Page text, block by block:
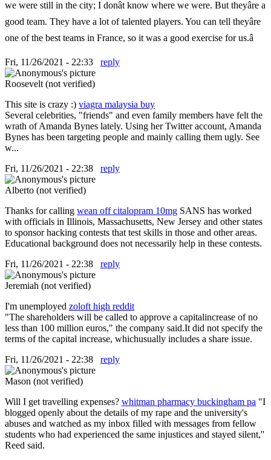
we were still in the city; I donât know where we were. But theyâre a
good team. They have a lot of talented players. You can tell theyâre
one of the best teams in France, so it was a good exercise for us.â
Fri, 11/26/2021 - 22:33 reply
Roosevelt (not verified)
This site is crazy :) viagra malaysia buy
Several celebrities, "friends" and even family members have felt the
wrath of Amanda Bynes lately. Using her Twitter account, Amanda
Bynes has been targeting people and mainly calling them ugly. See
w...
Fri, 11/26/2021 - 22:38
reply
Alberto (not verified)
Thanks for calling wean off citalopram 10mg SANS has worked
with officials in Illinois, Massachusetts, New Jersey and other states
to sponsor hacking contests that test skills in those and other areas.
Educational background does not necessarily help in these contests.
Fri, 11/26/2021 - 22:38
reply
Jeremiah (not verified)
I'm unemployed zoloft high reddit
"The shareholders will be called to approve a capitalincrease of no
less than 100 million euros," the company said.It did not specify the
terms of the capital increase, whichusually includes a share issue.
Fri, 11/26/2021 - 22:38
reply
Mason (not verified)
Will I get travelling expenses? whitman pharmacy buckingham pa "I
blogged openly about the details of my rape and the university's
abuses and watched as my inbox filled with messages from fellow
students who had experienced the same injustices and stayed silent,''
Reed said.